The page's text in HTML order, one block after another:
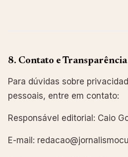
8. Contato e Transparência
Para dúvidas sobre
pessoais, entre em contato:
Responsável editorial: Caio
E-mail: